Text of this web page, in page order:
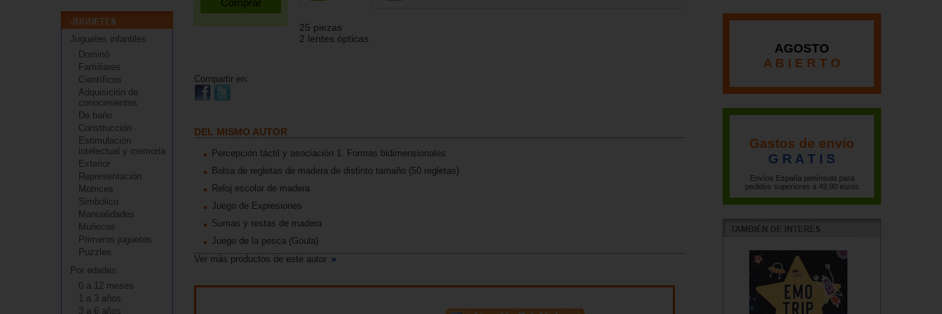
Juguetes infantiles
Dominó
Familiares
Científicos
Adquisición de
conocimientos
De baño
Construcción
Estimulación
intelectual y memoria
Exterior
Representación
Motrices
Simbólico
Manualidades
Muñecos
Primeros juguetes
Puzzles
Por edades:
0 a 12 meses
1 a 3 años
3 a 6 años
Compartir en:
25 piezas
2 lentes ópticas
DEL MISMO AUTOR
Percepción táctil y asociación 1. Formas bidimensionales
Bolsa de regletas de madera de distinto tamaño (50 regletas)
Reloj escolar de madera
Juego de Expresiones
Sumas y restas de madera
Juego de la pesca (Goula)
Ver más productos de este autor
AGOSTO
A B I E R T O
Gastos de envío
G R A T I S
Envíos España península para
pedidos superiores a 49,90 euros